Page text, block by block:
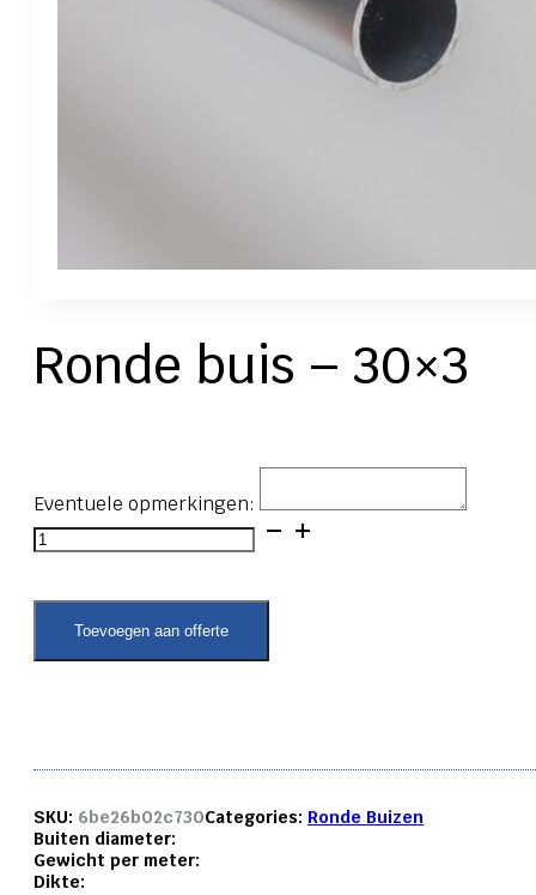
Ronde buis – 30×3
Eventuele opmerkingen:
Ronde
buis
30x3
aantalToevoegen aan offerte
SKU: 6be26b02c730Categories: Ronde Buizen
Buiten diameter:
Gewicht per meter:
Dikte: